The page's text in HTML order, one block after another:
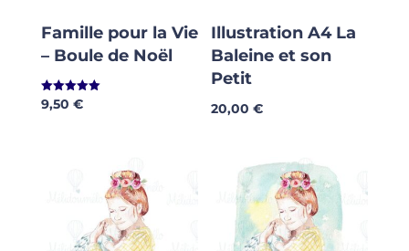
Famille pour la Vie
– Boule de Noël
Note
5.00
9,50 €
Illustration A4 La
Baleine et son
Petit
20,00€